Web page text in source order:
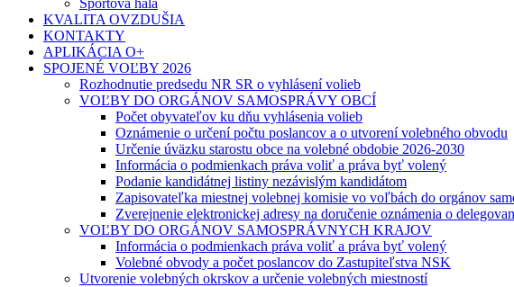
Športová hala
KVALITA OVZDUŠIA
KONTAKTY
APLIKÁCIA O+
SPOJENÉ VOĽBY 2026
Rozhodnutie predsedu NR SR o vyhlásení volieb
VOĽBY DO ORGÁNOV SAMOSPRÁVY OBCÍ
Počet obyvateľov ku dňu vyhlásenia volieb
Oznámenie o určení počtu poslancov a o utvorení volebného obvodu
Určenie úväzku starostu obce na volebné obdobie 2026-2030
Informácia o podmienkach práva voliť a práva byť volený
Podanie kandidátnej listiny nezávislým kandidátom
Zapisovateľka miestnej volebnej komisie vo voľbách do orgánov
Zverejnenie elektronickej adresy na doručenie oznámenia o
VOĽBY DO ORGÁNOV SAMOSPRÁVNYCH KRAJOV
Informácia o podmienkach práva voliť a práva byť volený
Volebné obvody a počet poslancov do Zastupiteľstva NSK
Utvorenie volebných okrskov a určenie volebných miestností